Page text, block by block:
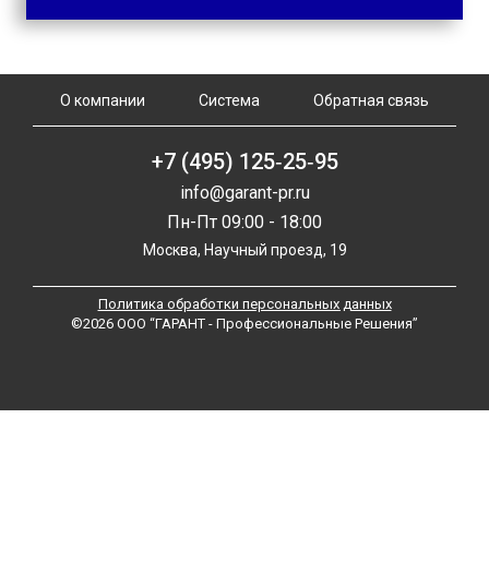
О компании Система Обратная связь
+7 (495) 125‑25‑95
info@garant-pr.ru
Пн-Пт 09:00 - 18:00
Москва, Научный проезд, 19
Политика обработки персональных данных
©2026 ООО “ГАРАНТ - Профессиональные Решения”